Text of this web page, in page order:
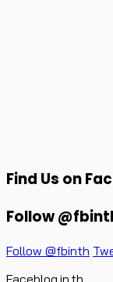
Find Us on
Follow
Follow @fbinth
Faceblog.in.th